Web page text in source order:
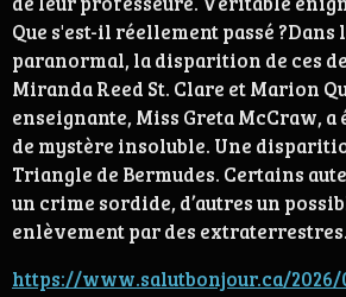
Que s'est-il réellement passé ?Dans
paranormal, la disparition de ces
Miranda Reed St. Clare et Marion
enseignante, Miss Greta McCraw, a
de mystère insoluble. Une
Triangle de Bermudes. Certains
un crime sordide, d’autres un
enlèvement par des extraterrestres.
https://www.salutbonjour.ca/2026/